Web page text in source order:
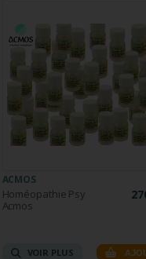
ACMOS
Homéopathie Psy
Acmos
VOIR PLUS